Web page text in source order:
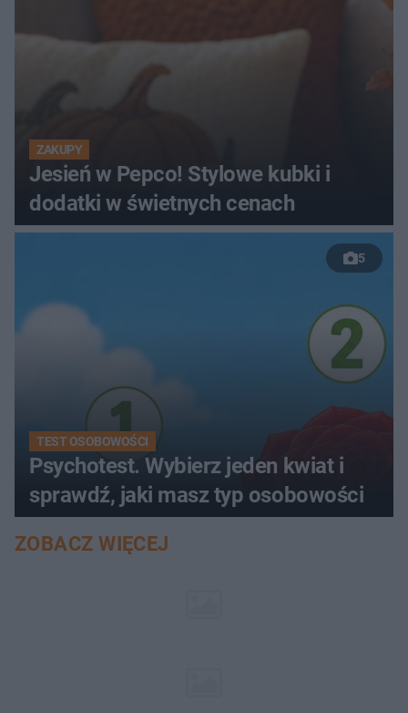
ZAKUPY
Jesień w Pepco! Stylowe kubki i
dodatki w świetnych cenach
5
TEST OSOBOWOŚCI
Psychotest. Wybierz jeden kwiat i
sprawdź, jaki masz typ osobowości
ZOBACZ WIĘCEJ